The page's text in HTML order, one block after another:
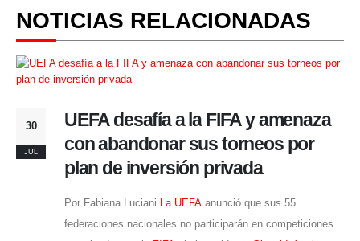
NOTICIAS RELACIONADAS
30
JUL
UEFA desafía a la FIFA y amenaza
con abandonar sus torneos por
plan de inversión privada
Por Fabiana Luciani La UEFA anunció que sus 55
federaciones nacionales no participarán en competiciones